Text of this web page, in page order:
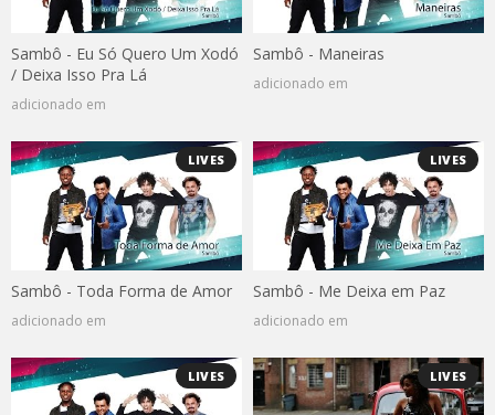
Sambô - Eu Só Quero Um Xodó
/ Deixa Isso Pra Lá
adicionado em
Sambô - Maneiras
adicionado em
LIVES
Sambô - Toda Forma de Amor
adicionado em
LIVES
Sambô - Me Deixa em Paz
adicionado em
LIVES LIVES